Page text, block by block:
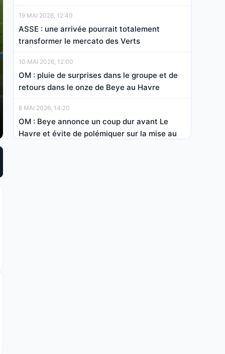
19 MAI 2026, 12:40
ASSE : une arrivée pourrait totalement
transformer le mercato des Verts
10 MAI 2026, 12:00
OM : pluie de surprises dans le groupe et de
retours dans le onze de Beye au Havre
8 MAI 2026, 14:20
OM : Beye annonce un coup dur avant Le
Havre et évite de polémiquer sur la mise au